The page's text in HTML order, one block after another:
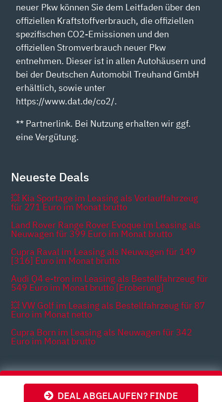
DEAL ABGELAUFEN? FINDE
neuer Pkw können Sie dem Leitfaden über den
offiziellen Kraftstoffverbrauch, die offiziellen
spezifischen CO2-Emissionen und den
offiziellen Stromverbrauch neuer Pkw
entnehmen. Dieser ist in allen Autohäusern und
bei der Deutschen Automobil Treuhand GmbH
erhältlich, sowie unter
https://www.dat.de/co2/.
** Partnerlink. Bei Nutzung erhalten wir ggf.
eine Vergütung.
Neueste Deals
💥 Kia Sportage im Leasing als Vorlauffahrzeug
für 271 Euro im Monat brutto
Land Rover Range Rover Evoque im Leasing als
Neuwagen für 399 Euro im Monat brutto
Cupra Raval im Leasing als Neuwagen für 149
[316] Euro im Monat brutto
Audi Q4 e-tron im Leasing als Bestellfahrzeug für
549 Euro im Monat brutto [Eroberung]
💥 VW Golf im Leasing als Bestellfahrzeug für 87
Euro im Monat netto
Cupra Born im Leasing als Neuwagen für 342
Euro im Monat brutto